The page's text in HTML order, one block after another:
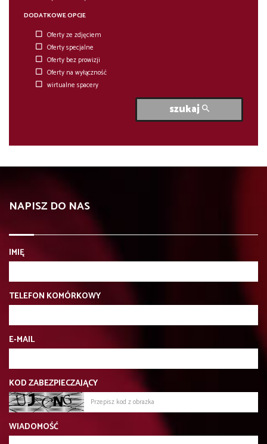
DODATKOWE OPCJE
Oferty ze zdjęciem
Oferty specjalne
Oferty bez prowizji
Oferty na wyłączność
wirtualne spacery
szukaj
NAPISZ DO NAS
IMIĘ
TELEFON KOMÓRKOWY
E-MAIL
KOD ZABEZPIECZAJĄCY
WIADOMOŚĆ